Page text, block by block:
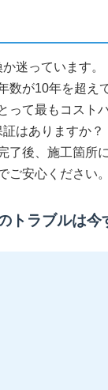
迷っています。
数が10年を超え
って最もコスト
はありますか？
了後、施工箇所
ご安心ください。
トラブルは今